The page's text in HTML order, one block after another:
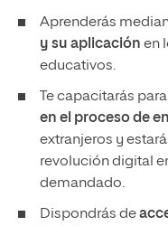
Aprenderás
y su aplicación en
educativos.
Te capacitarás para
en el proceso de
extranjeros y
revolución digital
demandado.
Dispondrás de